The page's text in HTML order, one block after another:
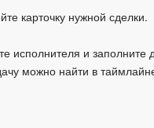
карточку нужной сделки.
исполнителя и заполните
можно найти в